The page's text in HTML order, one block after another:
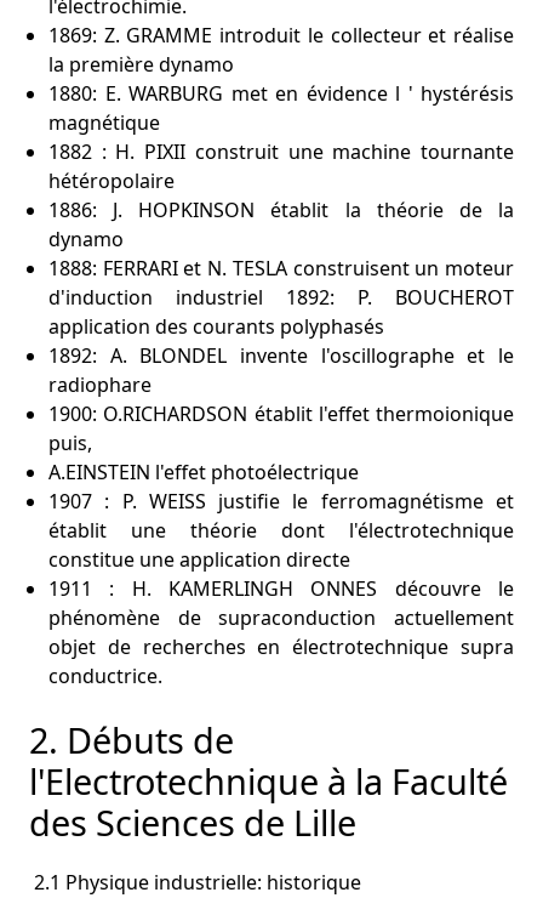
l'électrochimie.
1869: Z. GRAMME introduit le collecteur et réalise
la première dynamo
1880: E. WARBURG met en évidence l ' hystérésis
magnétique
1882 : H. PIXII construit une machine tournante
hétéropolaire
1886: J. HOPKINSON établit la théorie de la
dynamo
1888: FERRARI et N. TESLA construisent un moteur
d'induction industriel 1892: P. BOUCHEROT
application des courants polyphasés
1892: A. BLONDEL invente l'oscillographe et le
radiophare
1900: O.RICHARDSON établit l'effet thermoionique
puis,
A.EINSTEIN l'effet photoélectrique
1907 : P. WEISS justifie le ferromagnétisme et
établit une théorie dont l'électrotechnique
constitue une application directe
1911 : H. KAMERLINGH ONNES découvre le
phénomène de supraconduction actuellement
objet de recherches en électrotechnique supra
conductrice.
2. Débuts de
l'Electrotechnique à la Faculté
des Sciences de Lille
2.1 Physique industrielle: historique